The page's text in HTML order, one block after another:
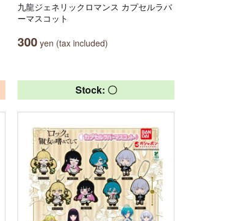
九龍ジェネリックロマンス カプセルラバ
ーマスコット
300 yen (tax included)
Stock: 〇